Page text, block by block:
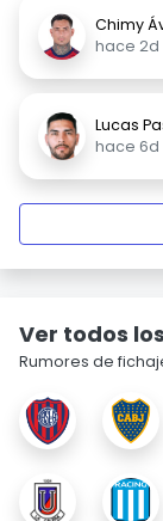
Chimy
hace 2d
Lucas
hace 6d
Ver todos
Rumores de